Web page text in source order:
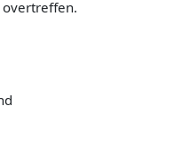
overtreffen.